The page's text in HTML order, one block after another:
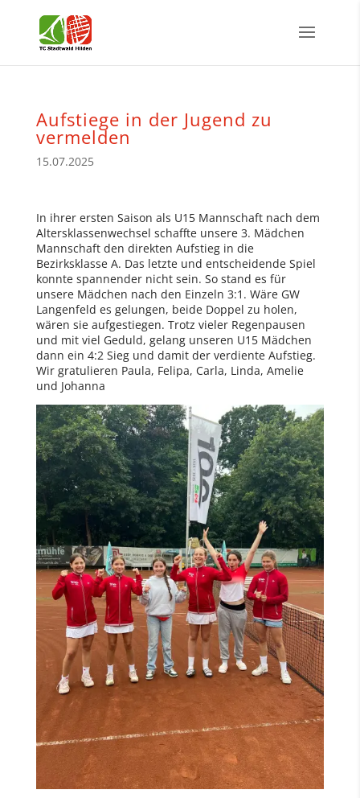
Aufstiege in der Jugend zu
vermelden
15.07.2025
In ihrer ersten Saison als U15 Mannschaft nach dem
Altersklassenwechsel schaffte unsere 3. Mädchen
Mannschaft den direkten Aufstieg in die
Bezirksklasse A. Das letzte und entscheidende Spiel
konnte spannender nicht sein. So stand es für
unsere Mädchen nach den Einzeln 3:1. Wäre GW
Langenfeld es gelungen, beide Doppel zu holen,
wären sie aufgestiegen. Trotz vieler Regenpausen
und mit viel Geduld, gelang unseren U15 Mädchen
dann ein 4:2 Sieg und damit der verdiente Aufstieg.
Wir gratulieren Paula, Felipa, Carla, Linda, Amelie
und Johanna